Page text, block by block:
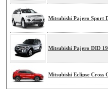
Mitsubishi Pajero Sport
Mitsubishi Pajero DID
Mitsubishi Eclipse Cross